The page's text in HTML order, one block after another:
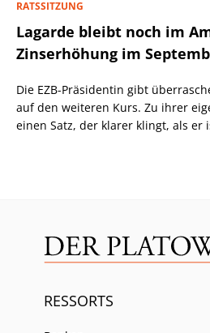
RATSSITZUNG
Lagarde bleibt noch im
Zinserhöhung im
Die EZB-Präsidentin gibt
auf den weiteren Kurs. Zu ihrer
einen Satz, der klarer klingt, als er
RESSORTS